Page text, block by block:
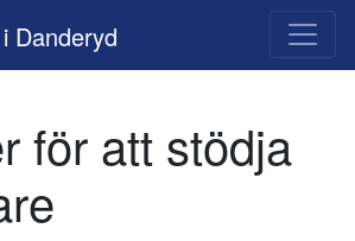
för att stödja